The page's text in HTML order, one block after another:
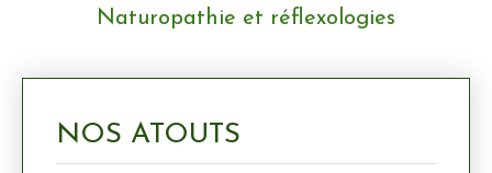
Naturopathie et réflexologies
NOS ATOUTS